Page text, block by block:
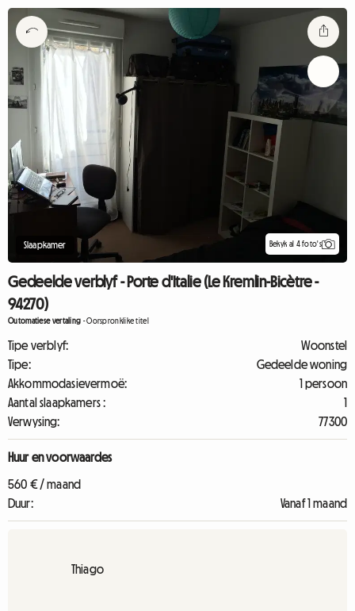
Slaapkamer Bekyk al 4 foto's
Gedeelde verblyf - Porte d'Italie (Le Kremlin-Bicètre -
94270)
Outomatiese vertaling -Oorspronklike titel
Tipe verblyf:
Woonstel
Tipe:
Gedeelde woning
Akkommodasievermoë:
1 persoon
Aantal slaapkamers :
1
Verwysing:
77300
Huur en voorwaardes
560 € / maand
Duur:
Vanaf 1 maand
Thiago